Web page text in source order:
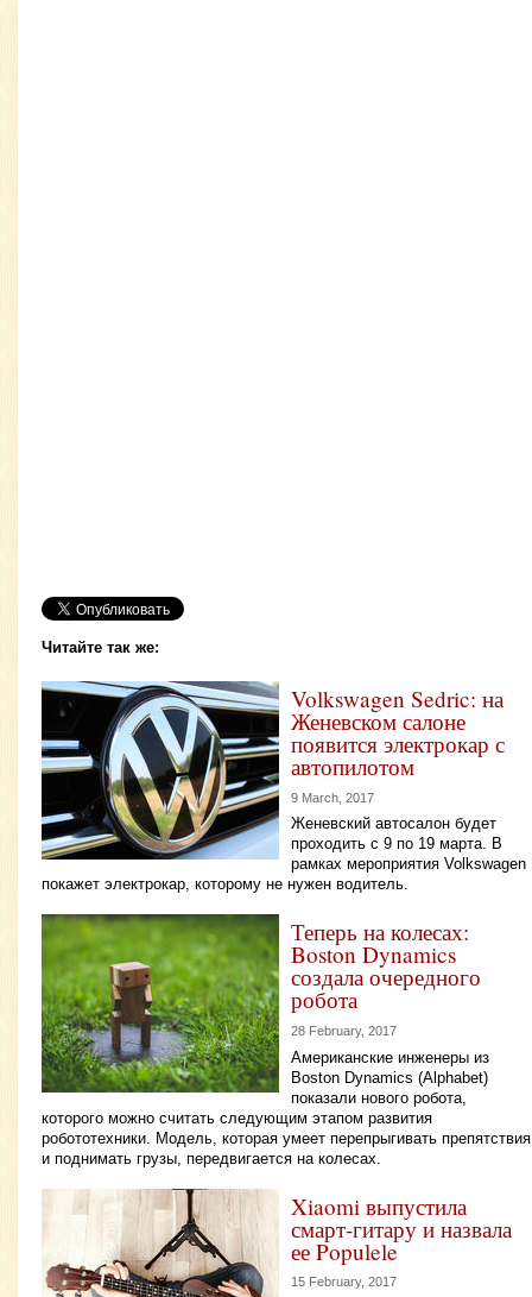
Читайте так же:
Volkswagen Sedric: на
Женевском салоне
появится электрокар с
автопилотом
9 March, 2017
Женевский автосалон будет
проходить с 9 по 19 марта. В
рамках мероприятия Volkswagen
покажет электрокар, которому не нужен водитель.
Теперь на колесах:
Boston Dynamics
создала очередного
робота
28 February, 2017
Американские инженеры из
Boston Dynamics (Alphabet)
показали нового робота,
которого можно считать следующим этапом развития
робототехники. Модель, которая умеет перепрыгивать препятствия
и поднимать грузы, передвигается на колесах.
Xiaomi выпустила
смарт-гитару и назвала
ее Populele
15 February, 2017